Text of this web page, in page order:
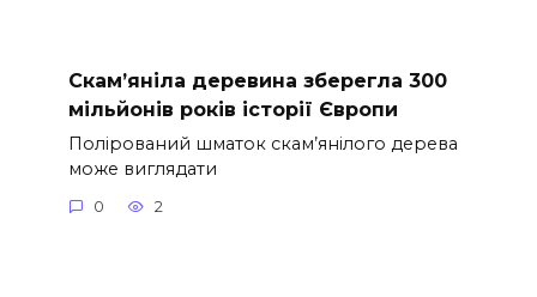
Скам’яніла деревина зберегла 300
мільйонів років історії Європи
Полірований шматок скам’янілого дерева
може виглядати
0 2